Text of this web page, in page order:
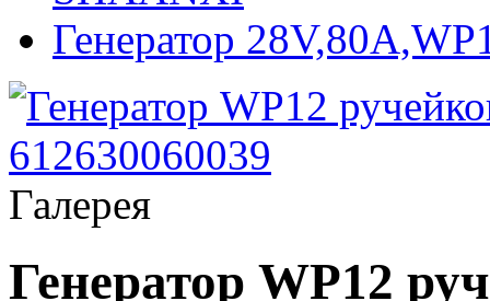
Генератор
Галерея
Генератор WP12